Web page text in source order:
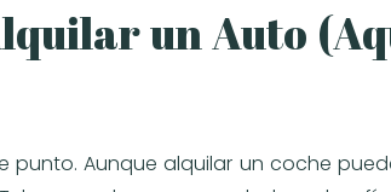
un Auto
punto. Aunque alquilar un coche